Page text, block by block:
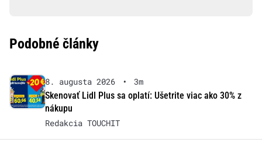
Podobné články
8. augusta 2026 •
3m
Skenovať Lidl Plus sa oplatí: Ušetrite viac ako 30% z
nákupu
Redakcia TOUCHIT